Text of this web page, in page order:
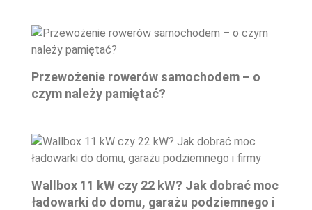
Przewożenie rowerów samochodem – o
czym należy pamiętać?
Wallbox 11 kW czy 22 kW? Jak dobrać moc
ładowarki do domu, garażu podziemnego i